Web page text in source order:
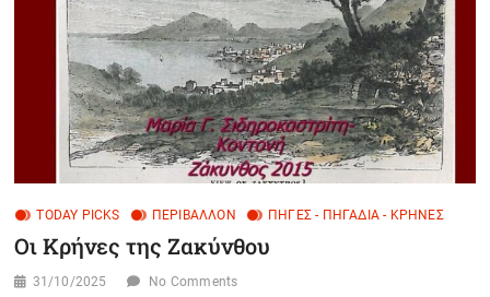
TODAY PICKS ΠΕΡΙΒΆΛΛΟΝ ΠΗΓΈΣ - ΠΗΓΆΔΙΑ - ΚΡΉΝΕΣ
Οι Κρήνες της Ζακύνθου
31/10/2025 No Comments